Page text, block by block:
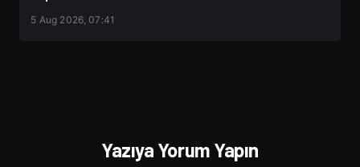
5 Aug 2026, 07:41
Yazıya Yorum Yapın